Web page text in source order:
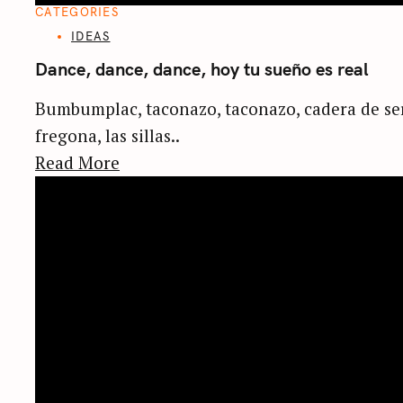
CATEGORIES
IDEAS
Dance, dance, dance, hoy tu sueño es real
Bumbumplac, taconazo, taconazo, cadera de
fregona, las sillas..
Read More